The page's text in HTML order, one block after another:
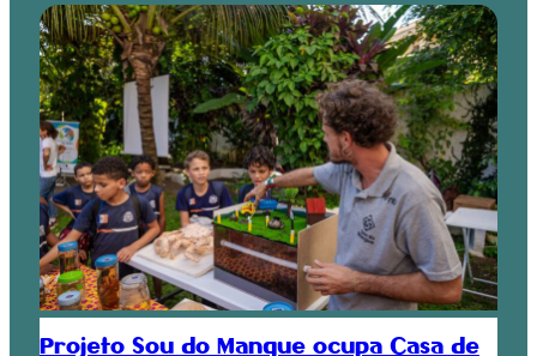
Projeto Sou do Mangue ocupa Casa de